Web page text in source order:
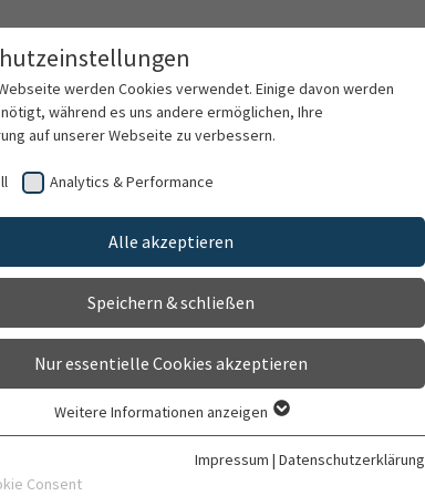
werden Cookies verwendet. Einige davon werden
während es uns andere ermöglichen, Ihre
auf unserer Webseite zu verbessern.
Analytics & Performance
Alle akzeptieren
Speichern & schließen
Nur essentielle Cookies akzeptieren
Cookies werden für grundlegende Funktionen der Webseite
ist gewährleistet, dass die Webseite einwandfrei
Weitere Informationen anzeigen
Consent
Impressum | Datenschutzerklärung